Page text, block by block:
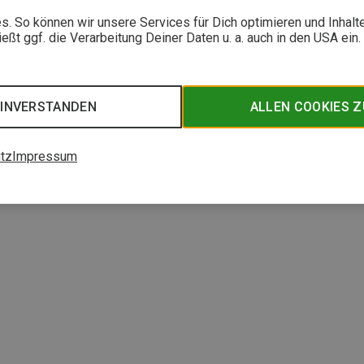
So können wir unsere Services für Dich optimieren und
ggf. die Verarbeitung Deiner Daten u. a. auch in den USA
ALLEN COOKIES
Impressum
5.
Skihandschuhe im Test